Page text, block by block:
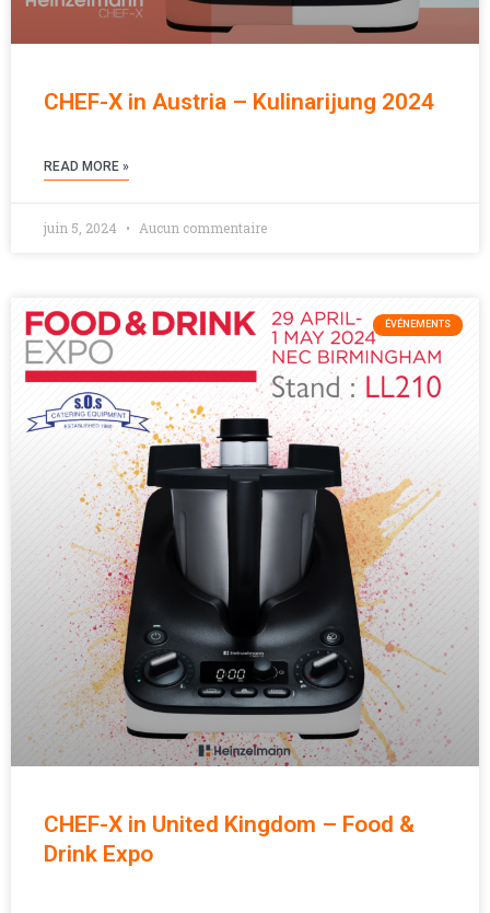
CHEF-X in Austria – Kulinarijung 2024
READ MORE »
juin 5, 2024 Aucun commentaire
ÉVÉNEMENTS
CHEF-X in United Kingdom – Food &
Drink Expo